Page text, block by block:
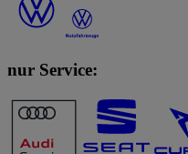
nur Service: